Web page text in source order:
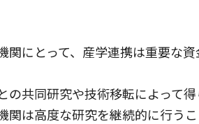
関にとって、産学連携は重要な資
の共同研究や技術移転によって
関は高度な研究を継続的に行う